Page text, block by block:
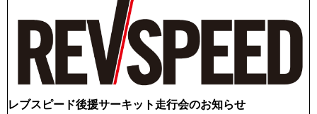
レブスピード後援サーキット走行会のお知らせ